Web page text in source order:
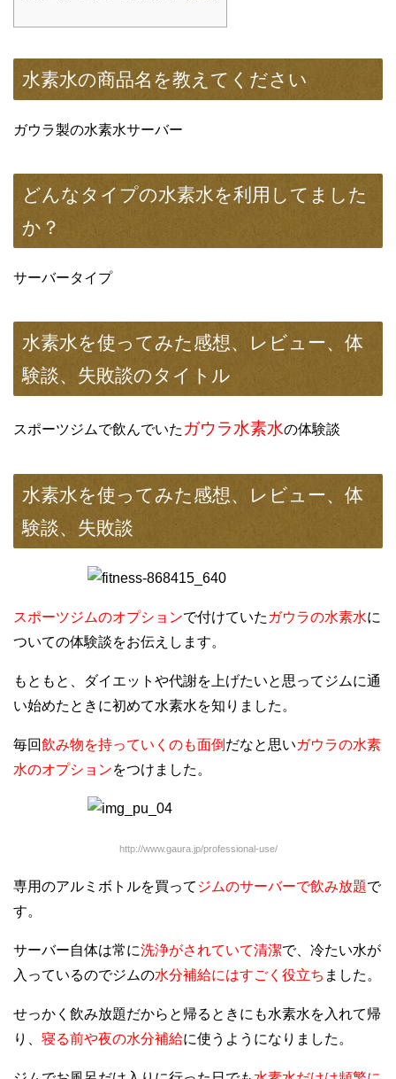
水素水の商品名を教えてください
ガウラ製の水素水サーバー
どんなタイプの水素水を利用してました
か？
サーバータイプ
水素水を使ってみた感想、レビュー、体
験談、失敗談のタイトル
スポーツジムで飲んでいた ガウラ水素水の体験談
水素水を使ってみた感想、レビュー、体
験談、失敗談
スポーツジムのオプションで付けていた ガウラの水素水に
ついての体験談をお伝えします。
もともと、ダイエットや代謝を上げたいと思ってジムに通
い始めたときに初めて水素水を知りました。
毎回飲み物を持っていくのも面倒 だなと思いガウラの水素
水のオプションをつけました。
http://www.gaura.jp/professional-use/
専用のアルミボトルを買って ジムのサーバーで飲み放題で
す。
サーバー自体は常に洗浄がされていて清潔で、冷たい水が
入っているのでジムの水分補給にはすごく役立ち ました。
せっかく飲み放題だからと帰るときにも水素水を入れて帰
り、 寝る前や夜の水分補給に使うようになりました。